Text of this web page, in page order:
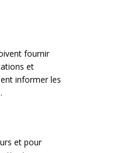
fournir
et
informer les
et pour